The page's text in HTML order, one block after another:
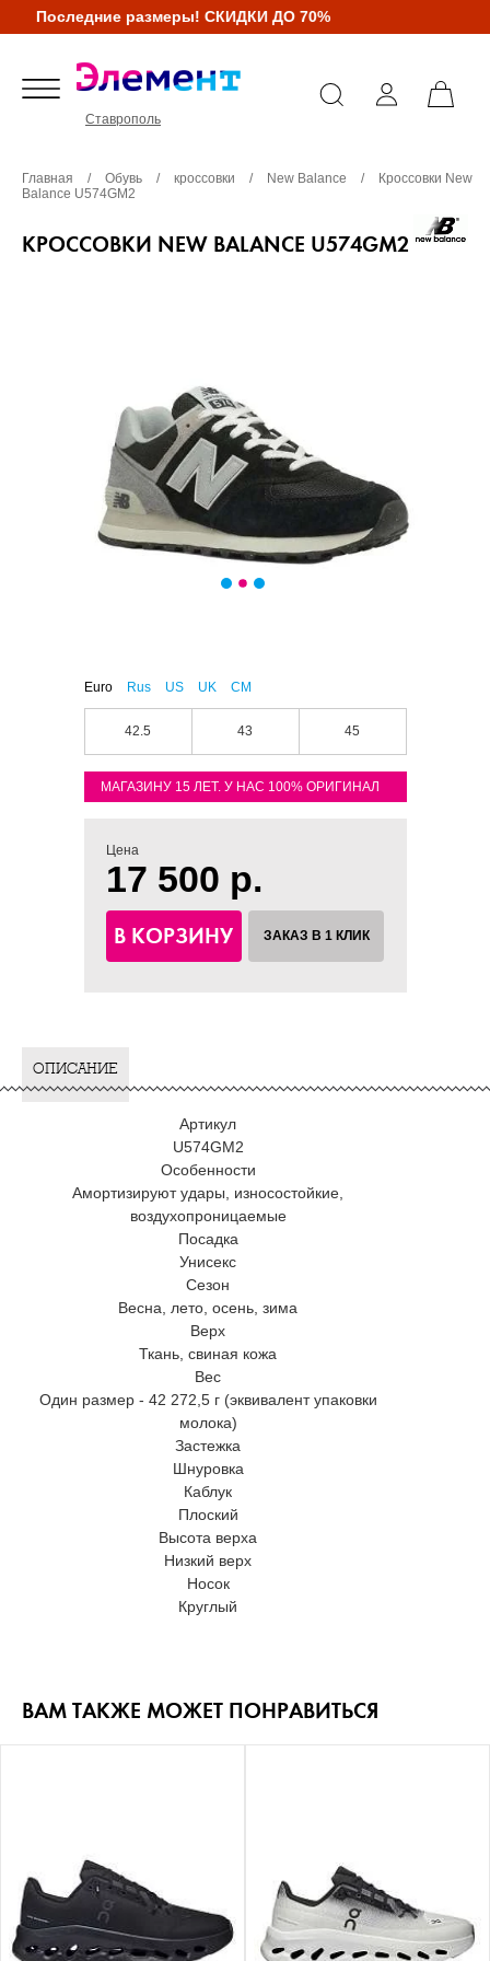
Последние размеры! СКИДКИ ДО 70%
Ставрополь
Главная / Обувь / кроссовки / New Balance /
Кроссовки New
Balance U574GM2
КРОССОВКИ NEW BALANCE U574GM2
Euro Rus US UK CM
42.5 43 45
МАГАЗИНУ 15 ЛЕТ. У НАС 100% ОРИГИНАЛ
Цена
17 500 р.
В КОРЗИНУ ЗАКАЗ В 1 КЛИК
ОПИСАНИЕ
Артикул
U574GM2
Особенности
Амортизируют удары, износостойкие,
воздухопроницаемые
Посадка
Унисекс
Сезон
Весна, лето, осень, зима
Верх
Ткань, свиная кожа
Вес
Один размер - 42 272,5 г (эквивалент упаковки
молока)
Застежка
Шнуровка
Каблук
Плоский
Высота верха
Низкий верх
Носок
Круглый
ВАМ ТАКЖЕ МОЖЕТ ПОНРАВИТЬСЯ